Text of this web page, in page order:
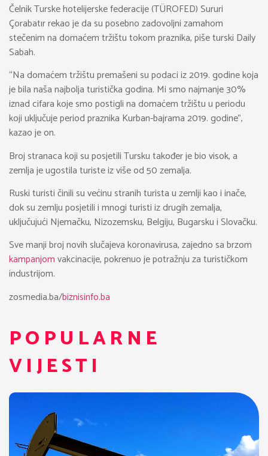
Čelnik Turske hotelijerske federacije (TÜROFED) Sururi
Çorabatır rekao je da su posebno zadovoljni zamahom
stečenim na domaćem tržištu tokom praznika, piše turski Daily
Sabah.
“Na domaćem tržištu premašeni su podaci iz 2019. godine koja
je bila naša najbolja turistička godina. Mi smo najmanje 30%
iznad cifara koje smo postigli na domaćem tržištu u periodu
koji uključuje period praznika Kurban-bajrama 2019. godine”,
kazao je on.
Broj stranaca koji su posjetili Tursku također je bio visok, a
zemlja je ugostila turiste iz više od 50 zemalja.
Ruski turisti činili su većinu stranih turista u zemlji kao i inače,
dok su zemlju posjetili i mnogi turisti iz drugih zemalja,
uključujući Njemačku, Nizozemsku, Belgiju, Bugarsku i Slovačku.
Sve manji broj novih slučajeva koronavirusa, zajedno sa brzom
kampanjomvakcinacije, pokrenuo je potražnju za turističkom
industrijom.
zosmedia.ba/biznisinfo.ba
POPULARNE
VIJESTI